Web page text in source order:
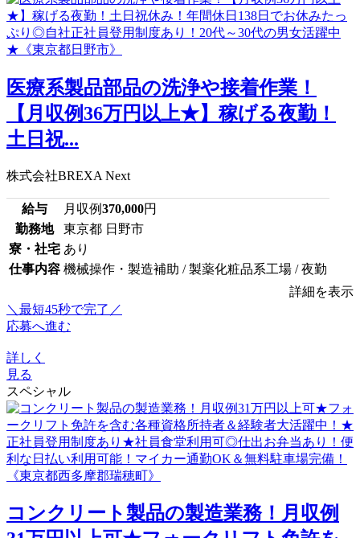
医療系製品部品の洗浄や接着作業！
【月収例36万円以上★】稼げる夜勤！
土日祝...
株式会社BREXA Next
給与 月収例370,000円
勤務地
東京都 日野市
寮・社宅 あり
仕事内容 機械操作・製造補助 / 製薬化粧品系工場 / 夜勤
詳細を表示
＼最短45秒で完了／
応募へ進む
詳しく
見る
スペシャル
コンクリート製品の製造業務！月収例